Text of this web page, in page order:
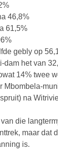
46,8%
61,5%
gebly op
dam het van
14% twee
Mbombela-
na
die
maar dat
is.